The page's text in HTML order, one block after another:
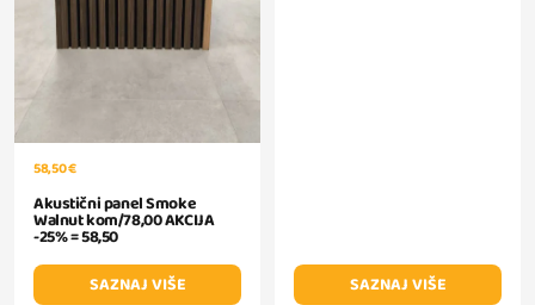
58,50 €
Akustični panel Smoke
Walnut kom/78,00 AKCIJA
-25% = 58,50
SAZNAJ VIŠE
SAZNAJ VIŠE